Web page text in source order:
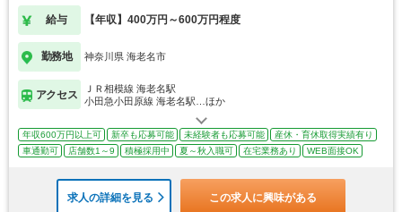
給与 【年収】400万円～600万円程度
勤務地 神奈川県 海老名市
アクセス
ＪＲ相模線 海老名駅
小田急小田原線 海老名駅…ほか
年収600万円以上可 新卒も応募可能 未経験者も応募可能
産休・育休取得実績有り
車通勤可
店舗数1～9 積極採用中 夏～秋入職可 在宅業務あり WEB面接OK
求人の詳細を見る この求人に興味がある